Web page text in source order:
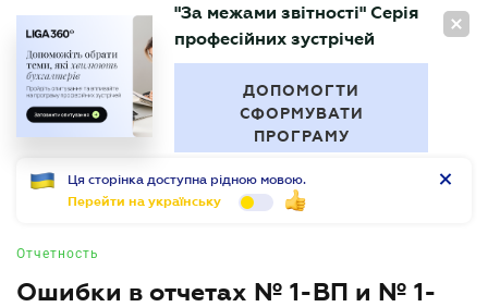
RU
БУХГАЛТЕР
"За межами звітності" Серія
професійних зустрічей
ДОПОМОГТИ
СФОРМУВАТИ
ПРОГРАМУ
Ця сторінка доступна рідною мовою.
Перейти на українську
Отчетность
Ошибки в отчетах № 1-ВП и № 1-